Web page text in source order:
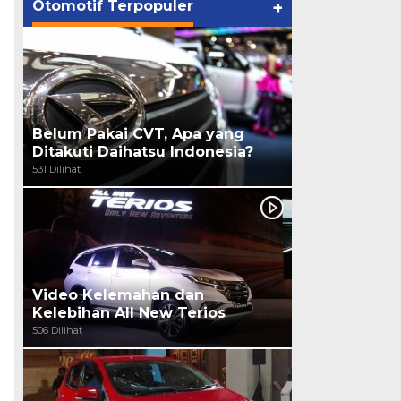
Otomotif Terpopuler +
Belum Pakai CVT, Apa yang
Ditakuti Daihatsu Indonesia?
531 Dilihat
Video Kelemahan dan
Kelebihan All New Terios
506 Dilihat